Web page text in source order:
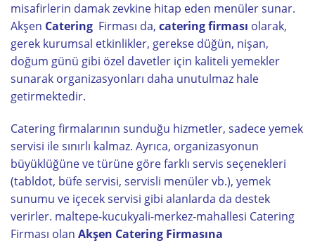
misafirlerin damak zevkine hitap eden menüler sunar.
Akşen Catering Firması da, catering firması olarak,
gerek kurumsal etkinlikler, gerekse düğün, nişan,
doğum günü gibi özel davetler için kaliteli yemekler
sunarak organizasyonları daha unutulmaz hale
getirmektedir.
Catering firmalarının sunduğu hizmetler, sadece yemek
servisi ile sınırlı kalmaz. Ayrıca, organizasyonun
büyüklüğüne ve türüne göre farklı servis seçenekleri
(tabldot, büfe servisi, servisli menüler vb.), yemek
sunumu ve içecek servisi gibi alanlarda da destek
verirler. maltepe-kucukyali-merkez-mahallesi Catering
Firması olan Akşen Catering Firmasına